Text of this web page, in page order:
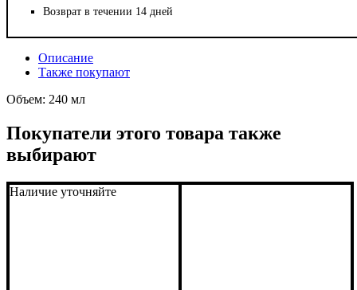
Возврат в течении 14 дней
Описание
Также покупают
Объем: 240 мл
Покупатели этого товара также
выбирают
Наличие уточняйте